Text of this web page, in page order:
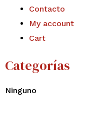
Contacto
My account
Cart
Categorías
Ninguno